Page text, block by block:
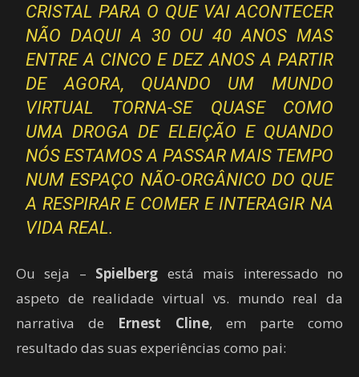
CRISTAL PARA O QUE VAI ACONTECER
NÃO DAQUI A 30 OU 40 ANOS MAS
ENTRE A CINCO E DEZ ANOS A PARTIR
DE AGORA, QUANDO UM MUNDO
VIRTUAL TORNA-SE QUASE COMO
UMA DROGA DE ELEIÇÃO E QUANDO
NÓS ESTAMOS A PASSAR MAIS TEMPO
NUM ESPAÇO NÃO-ORGÂNICO DO QUE
A RESPIRAR E COMER E INTERAGIR NA
VIDA REAL.
Ou seja – Spielberg está mais interessado no
aspeto de realidade virtual vs. mundo real da
narrativa de Ernest Cline, em parte como
resultado das suas experiências como pai: